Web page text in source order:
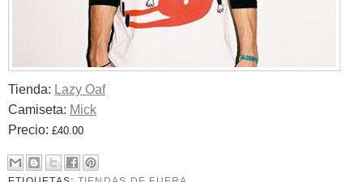
Tienda: Lazy Oaf
Camiseta: Mick
Precio: £40.00